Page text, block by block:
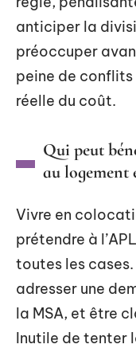
anticiper la
préoccuper
peine de
réelle du coût.
Qui peut
au logement
Vivre en
prétendre à
toutes les
adresser une
la MSA, et être
Inutile de tenter